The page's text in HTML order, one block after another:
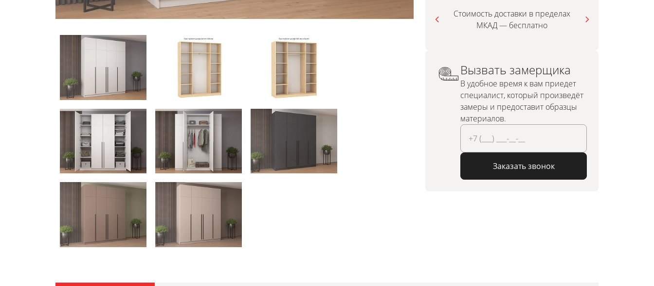
Стоимость доставки в пределах
МКАД — бесплатно
Вызвать замерщика
В удобное время к вам приедет
специалист, который произведёт
замеры и предоставит образцы
материалов.
Заказать звонок